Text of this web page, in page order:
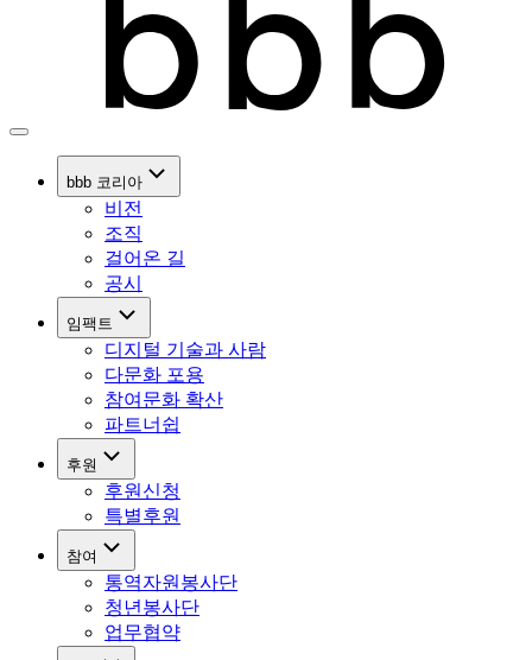
bbb 코리아
비전
조직
걸어온 길
공시
임팩트
디지털 기술과 사람
다문화 포용
참여문화 확산
파트너쉽
후원
후원신청
특별후원
참여
통역자원봉사단
청년봉사단
업무협약